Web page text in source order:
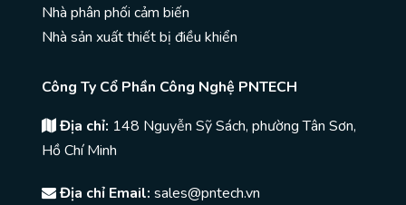
Nhà phân phối cảm biến
Nhà sản xuất thiết bị điều khiển
Công Ty Cổ Phần Công Nghệ PNTECH
Địa chỉ: 148 Nguyễn Sỹ Sách, phường Tân Sơn,
Hồ Chí Minh
Địa chỉ Email: sales@pntech.vn